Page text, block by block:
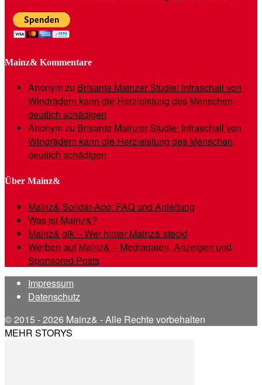
Mainz& Kommentare
Anonymzu Brisante Mainzer Studie: Infraschall von
Windrädern kann die Herzleistung des Menschen
deutlich schädigen
Anonymzu Brisante Mainzer Studie: Infraschall von
Windrädern kann die Herzleistung des Menschen
deutlich schädigen
Über Mainz&
Mainz& Solidar-Abo: FAQ und Anleitung
Was ist Mainz&?
Mainz& gik – Wer hinter Mainz& steckt
Werben auf Mainz& – Mediadaten, Anzeigen und
Sponsored Posts
Impressum
Datenschutz
© 2015 - 2026 Mainz& - Alle Rechte vorbehalten
MEHR STORYS